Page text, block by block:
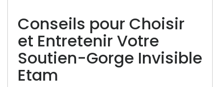
Conseils pour Choisir
et Entretenir Votre
Soutien-Gorge Invisible
Etam